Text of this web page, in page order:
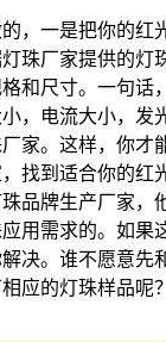
，一是把你的红
珠厂家提供的灯
和尺寸。一句话
，电流大小，发
家。这样，你才
找到适合你的红
品牌生产厂家，
用需求的。如果
决。谁不愿意先
应的灯珠样品呢？